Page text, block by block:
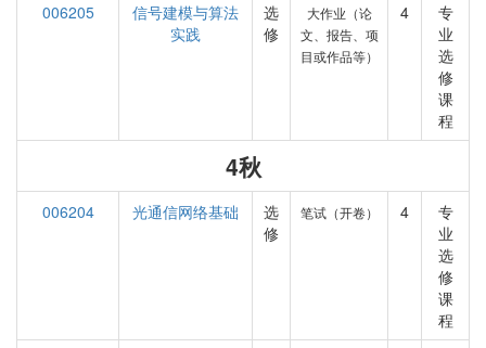
006205
信号建模与算法
实践
选
修
大作业（论
文、报告、项
目或作品等）
4
专
业
选
修
课
程
4秋
006204 光通信网络基础
选
修
笔试（开卷） 4
专
业
选
修
课
程